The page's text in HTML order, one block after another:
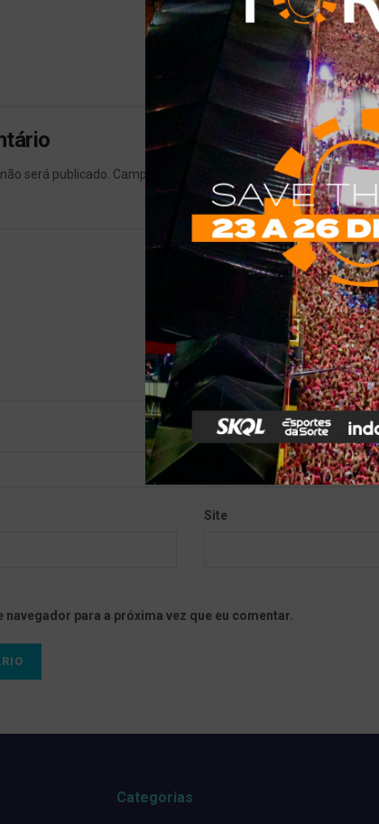
será publicado. Campos obrigatórios são marcados com *
Site
para a próxima vez que eu comentar.
Categorias